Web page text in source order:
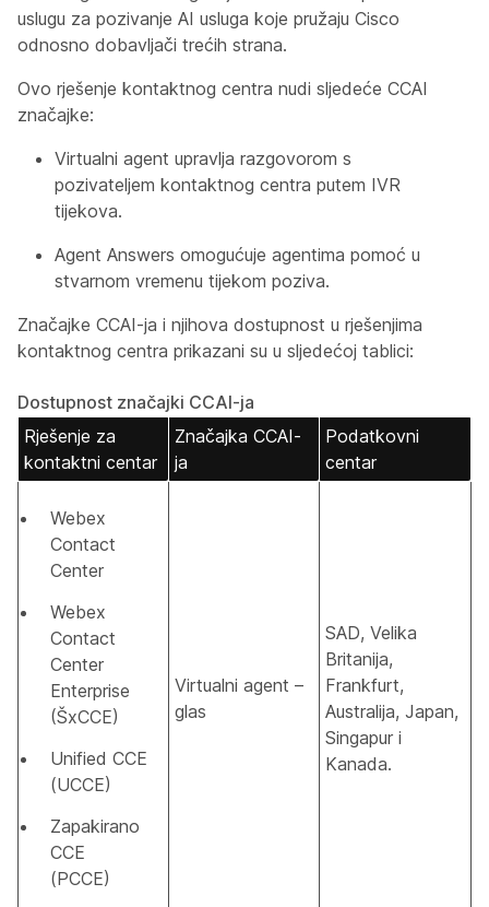
uslugu za pozivanje AI usluga koje pružaju Cisco
odnosno dobavljači trećih strana.
Ovo rješenje kontaktnog centra nudi sljedeće CCAI
značajke:
Virtualni agent upravlja razgovorom s
pozivateljem kontaktnog centra putem IVR
tijekova.
Agent Answers omogućuje agentima pomoć u
stvarnom vremenu tijekom poziva.
Značajke CCAI-ja i njihova dostupnost u rješenjima
kontaktnog centra prikazani su u sljedećoj tablici:
Dostupnost značajki CCAI-ja
Rješenje za
kontaktni centar
Značajka CCAI-
ja
Podatkovni
centar
Webex
Contact
Center
Webex
Contact
Center
Enterprise
(ŠxCCE)
Unified CCE
(UCCE)
Zapakirano
CCE
(PCCE)
Virtualni agent –
glas
SAD, Velika
Britanija,
Frankfurt,
Australija, Japan,
Singapur i
Kanada.